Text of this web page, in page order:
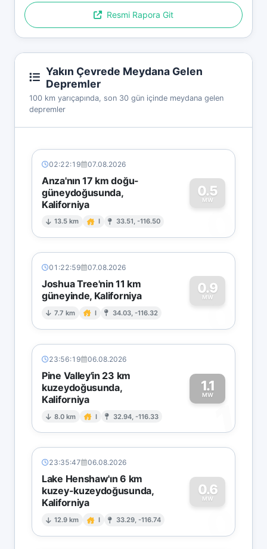
Resmi Rapora Git
Yakın Çevrede Meydana Gelen
Depremler
100 km yarıçapında, son 30 gün içinde meydana gelen
depremler
02:22:19 07.08.2026
Anza'nın 17 km doğu-
güneydoğusunda,
Kaliforniya
13.5 km I 33.51, -116.50
0.5
MW
0
01:22:59 07.08.2026
Joshua Tree'nin 11 km
güneyinde, Kaliforniya
7.7 km I 34.03, -116.32
0.9
MW
0
23:56:19 06.08.2026
Pine Valley'in 23 km
kuzeydoğusunda,
Kaliforniya
8.0 km I 32.94, -116.33
1.1
MW
1
23:35:47 06.08.2026
Lake Henshaw'ın 6 km
kuzey-kuzeydoğusunda,
Kaliforniya
12.9 km I 33.29, -116.74
0.6
MW
0